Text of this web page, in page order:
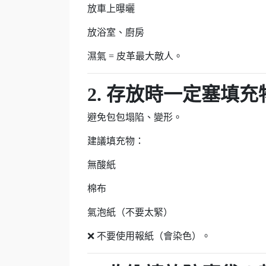
放車上曝曬
放浴室、廚房
濕氣 = 皮革最大敵人。
2. 存放時一定塞填充
避免包包塌陷、變形。
建議填充物：
無酸紙
棉布
氣泡紙（不要太緊）
❌ 不要使用報紙（會染色）。